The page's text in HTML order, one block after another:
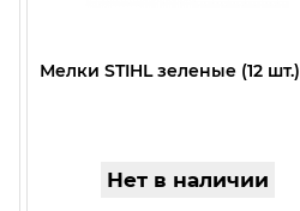
Мелки STIHL зеленые (12 шт.)
Нет в наличии